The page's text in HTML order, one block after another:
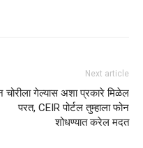
Next article
चोरीला गेल्यास अशा प्रकारे मिळेल
परत, CEIR पोर्टल तुम्हाला फोन
शोधण्यात करेल मदत